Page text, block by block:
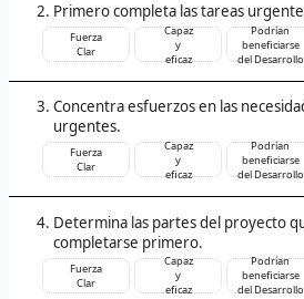
Primero completa las tareas
Fuerza
Clar
Capaz
y
eficaz
Podrían
beneficiarse
del Desarrollo
Concentra esfuerzos en las
urgentes.
Fuerza
Clar
Capaz
y
eficaz
Podrían
beneficiarse
del Desarrollo
Determina las partes del proyecto
completarse primero.
Fuerza
Clar
Capaz
y
eficaz
Podrían
beneficiarse
del Desarrollo